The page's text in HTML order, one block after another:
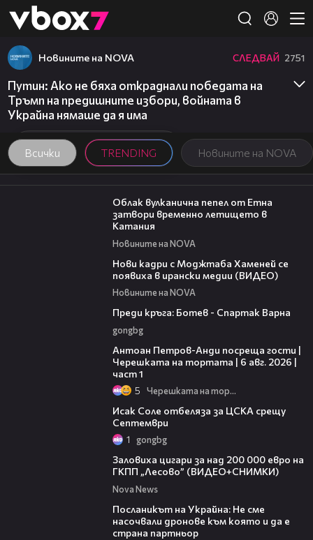
👾
Всички TRENDING Новините на NOVA
Новините на NOVA СЛЕДВАЙ 2751
Путин: Ако не бяха откраднали победата на
Тръмп на предишните избори, войната в
Украйна нямаше да я има
03:48
Облак вулканична пепел от Етна
затвори временно летището в
Катания
Новините на NOVA
Нови кадри с Моджтаба Хаменей се
появиха в ирански медии (ВИДЕО)
Новините на NOVA
Преди кръга: Ботев - Спартак Варна
gongbg
Антоан Петров-Анди посреща гости |
Черешката на тортата | 6 авг. 2026 |
част 1
5 Черешката на тортата
Исак Соле отбеляза за ЦСКА срещу
Септември
1 gongbg
Заловиха цигари за над 200 000 евро на
ГКПП „Лесово” (ВИДЕО+СНИМКИ)
Nova News
Посланикът на Украйна: Не сме
насочвали дронове към която и да е
страна партньор